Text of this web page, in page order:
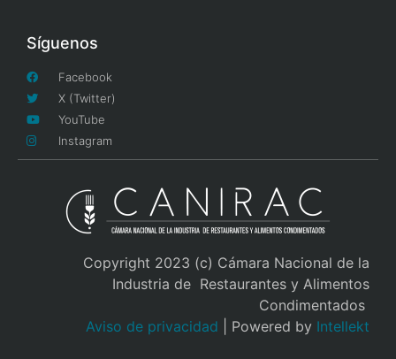
Síguenos
Facebook
X (Twitter)
YouTube
Instagram
Copyright 2023 (c) Cámara Nacional de la
Industria de Restaurantes y Alimentos
Condimentados
Aviso de privacidad
| Powered by Intellekt